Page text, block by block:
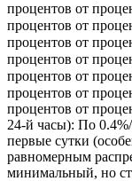
процентов от
процентов от
процентов от
процентов от
процентов от
процентов от
процентов от
24-й часы): По
первые сутки
равномерным
минимальный, но